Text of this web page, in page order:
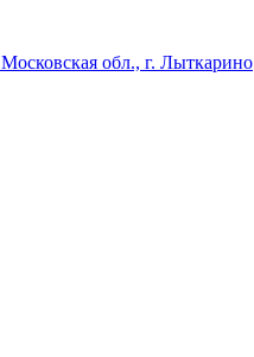
Московская обл., г. Лыткарино